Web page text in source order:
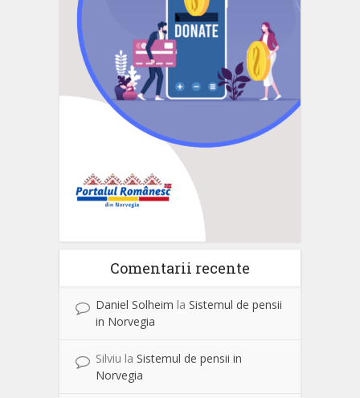
Comentarii recente
Daniel Solheim la Sistemul de pensii
in Norvegia
Silviu la Sistemul de pensii in
Norvegia